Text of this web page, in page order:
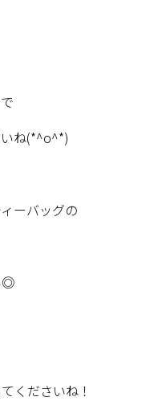
ね(*^o^*)
ーバッグの
◎
くださいね！